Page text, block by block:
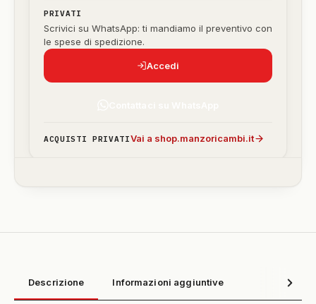
PRIVATI
Scrivici su WhatsApp: ti mandiamo il preventivo con
le spese di spedizione.
Accedi
ACQUISTI PRIVATIVai a shop.manzoricambi.it
Descrizione Informazioni aggiuntive